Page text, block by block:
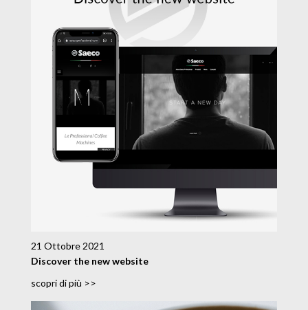
21 Ottobre 2021
Discover the new website
scopri di più >>